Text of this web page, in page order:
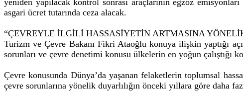
asgari ücret tutarında ceza alacak.
“ÇEVREYLE İLGİLİ HASSASİYETİN ARTMASINA
Turizm ve Çevre Bakanı Fikri Ataoğlu konuya ilişkin yaptığı
sorunları ve çevre denetimi konusu ülkelerin en yoğun çalıştığı
Çevre konusunda Dünya’da yaşanan felaketlerin toplumsal
çevre sorunlarına yönelik duyarlılığın önceki yıllara göre daha